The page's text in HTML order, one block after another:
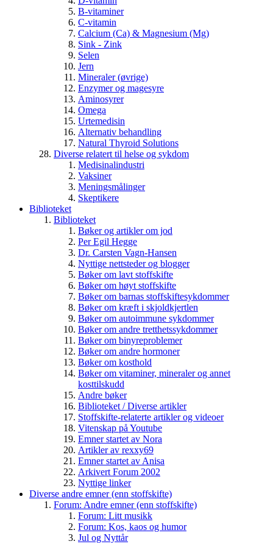
B-vitaminer
C-vitamin
Calcium (Ca) & Magnesium (Mg)
Sink - Zink
Selen
Jern
Mineraler (øvrige)
Enzymer og magesyre
Aminosyrer
Omega
Urtemedisin
Alternativ behandling
Natural Thyroid Solutions
Diverse relatert til helse og sykdom
Medisinalindustri
Vaksiner
Meningsmålinger
Skeptikere
Biblioteket
Biblioteket
Bøker og artikler om jod
Per Egil Hegge
Dr. Carsten Vagn-Hansen
Nyttige nettsteder og blogger
Bøker om lavt stoffskifte
Bøker om høyt stoffskifte
Bøker om barnas stoffskiftesykdommer
Bøker om kræft i skjoldkjertlen
Bøker om autoimmune sykdommer
Bøker om andre tretthetssykdommer
Bøker om binyreproblemer
Bøker om andre hormoner
Bøker om kosthold
Bøker om vitaminer, mineraler og annet
kosttilskudd
Andre bøker
Biblioteket / Diverse artikler
Stoffskifte-relaterte artikler og videoer
Vitenskap på Youtube
Emner startet av Nora
Artikler av rexxy69
Emner startet av Anisa
Arkivert Forum 2002
Nyttige linker
Diverse andre emner (enn stoffskifte)
Forum: Andre emner (enn stoffskifte)
Forum: Litt musikk
Forum: Kos, kaos og humor
Jul og Nyttår